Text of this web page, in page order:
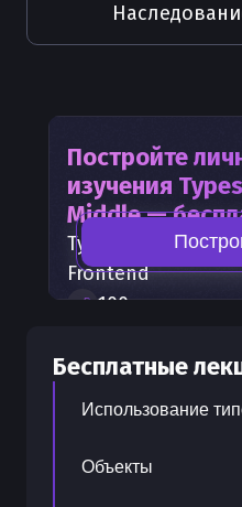
Постройте
изучения
Middle —
Typescript
—
Frontend
100+шагов
300 бонусных
Бесплатные
Использование
Объекты